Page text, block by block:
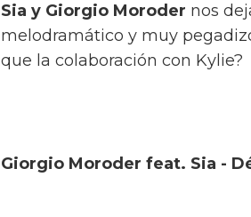
Sia y Giorgio Moroder nos
melodramático y muy
que la colaboración con Kylie?
Giorgio Moroder feat. Sia -